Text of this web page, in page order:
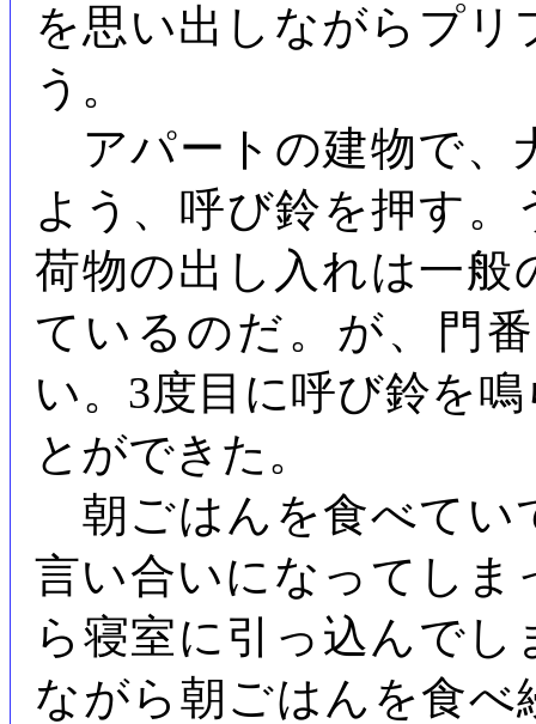
を思い出しながらプ
う。
アパートの建物で、
よう、呼び鈴を押す
荷物の出し入れは一般
ているのだ。が、門
い。3度目に呼び鈴を
とができた。
朝ごはんを食べてい
言い合いになってしま
ら寝室に引っ込んで
ながら朝ごはんを食